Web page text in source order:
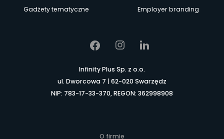
Gadżety tematyczne
Employer branding
Infinity Plus Sp. z o.o.
ul. Dworcowa 7 | 62-020 Swarzędz
NIP: 783-17-33-370, REGON: 362998908
O firmie